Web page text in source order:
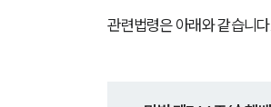
관련법령은 아래와 같습니다.